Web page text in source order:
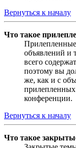
Вернуться к началу
Что такое
объявлений и
всего
поэтому вы
же, как и с
прилепленных
конференции.
Вернуться к началу
Что такое